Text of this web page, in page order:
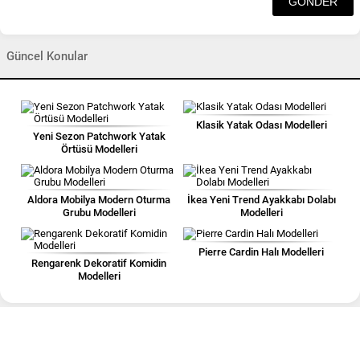
Güncel Konular
Yeni Sezon Patchwork Yatak
Örtüsü Modelleri
Klasik Yatak Odası Modelleri
Aldora Mobilya Modern Oturma
Grubu Modelleri
İkea Yeni Trend Ayakkabı Dolabı
Modelleri
Rengarenk Dekoratif Komidin
Modelleri
Pierre Cardin Halı Modelleri